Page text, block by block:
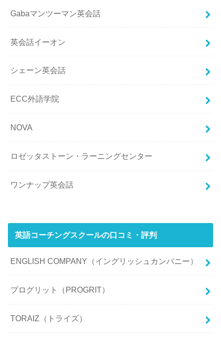
Gabaマンツーマン英会話
英会話イーオン
シェーン英会話
ECC外語学院
NOVA
ロゼッタストーン・ラーニングセンター
ワンナップ英会話
英語コーチングスクールの口コミ・評判
ENGLISH COMPANY（イングリッシュカンパニー）
プログリット（PROGRIT）
TORAIZ（トライズ）